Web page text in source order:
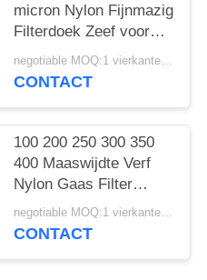
micron Nylon Fijnmazig
Filterdoek Zeef voor
Melk Sap Koude
Brouwsel
negotiable MOQ:1 vierkante meter
CONTACT
100 200 250 300 350
400 Maaswijdte Verf
Nylon Gaas Filter
Geweven Net Stof
Filterdoek
negotiable MOQ:1 vierkante meter
CONTACT